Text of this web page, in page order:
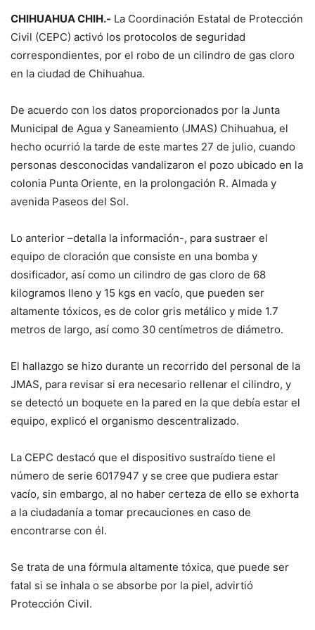
CHIHUAHUA CHIH.- La Coordinación Estatal de Protección
Civil (CEPC) activó los protocolos de seguridad
correspondientes, por el robo de un cilindro de gas cloro
en la ciudad de Chihuahua.
De acuerdo con los datos proporcionados por la Junta
Municipal de Agua y Saneamiento (JMAS) Chihuahua, el
hecho ocurrió la tarde de este martes 27 de julio, cuando
personas desconocidas vandalizaron el pozo ubicado en la
colonia Punta Oriente, en la prolongación R. Almada y
avenida Paseos del Sol.
Lo anterior –detalla la información-, para sustraer el
equipo de cloración que consiste en una bomba y
dosificador, así como un cilindro de gas cloro de 68
kilogramos lleno y 15 kgs en vacío, que pueden ser
altamente tóxicos, es de color gris metálico y mide 1.7
metros de largo, así como 30 centímetros de diámetro.
El hallazgo se hizo durante un recorrido del personal de la
JMAS, para revisar si era necesario rellenar el cilindro, y
se detectó un boquete en la pared en la que debía estar el
equipo, explicó el organismo descentralizado.
La CEPC destacó que el dispositivo sustraído tiene el
número de serie 6017947 y se cree que pudiera estar
vacío, sin embargo, al no haber certeza de ello se exhorta
a la ciudadanía a tomar precauciones en caso de
encontrarse con él.
Se trata de una fórmula altamente tóxica, que puede ser
fatal si se inhala o se absorbe por la piel, advirtió
Protección Civil.